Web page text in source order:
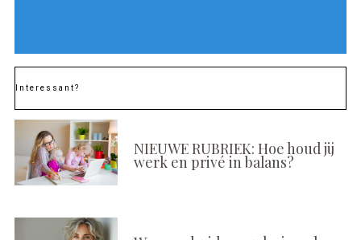
Interessant?
NIEUWE RUBRIEK: Hoe houd jij
werk en privé in balans?